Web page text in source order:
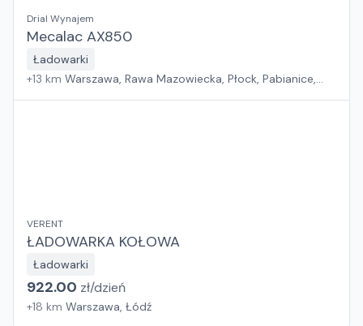
Drial Wynajem
Mecalac AX850
Ładowarki
+13 km Warszawa, Rawa Mazowiecka, Płock, Pabianice,
VERENT
ŁADOWARKA KOŁOWA
Ładowarki
922.00 zł/dzień
+18 km Warszawa, Łódź